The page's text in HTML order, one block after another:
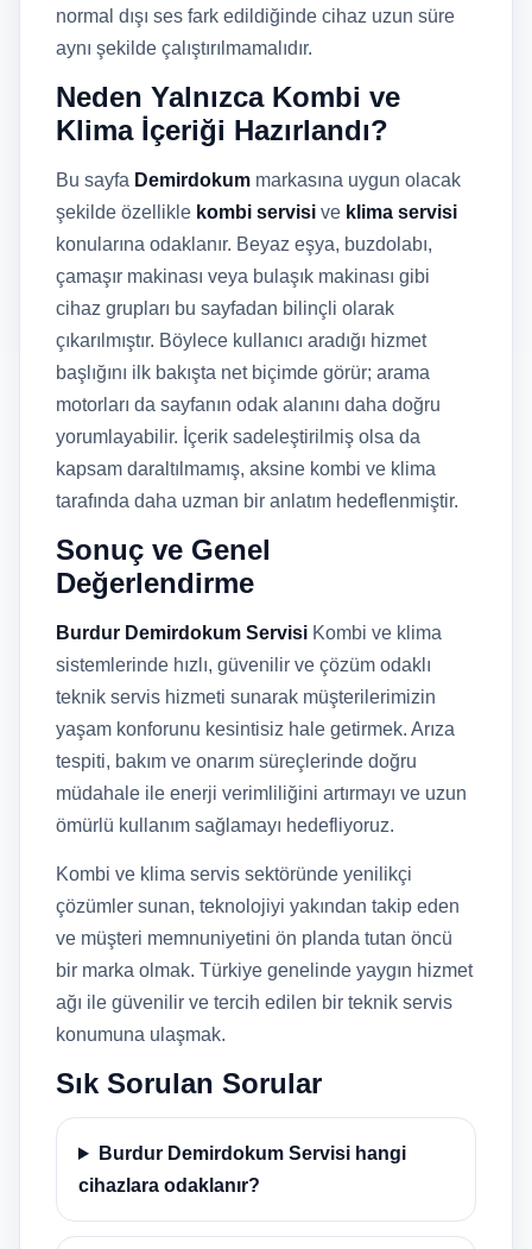
normal dışı ses fark edildiğinde cihaz uzun süre
aynı şekilde çalıştırılmamalıdır.
Neden Yalnızca Kombi ve
Klima İçeriği Hazırlandı?
Bu sayfa Demirdokum markasına uygun olacak
şekilde özellikle kombi servisi ve klima servisi
konularına odaklanır. Beyaz eşya, buzdolabı,
çamaşır makinası veya bulaşık makinası gibi
cihaz grupları bu sayfadan bilinçli olarak
çıkarılmıştır. Böylece kullanıcı aradığı hizmet
başlığını ilk bakışta net biçimde görür; arama
motorları da sayfanın odak alanını daha doğru
yorumlayabilir. İçerik sadeleştirilmiş olsa da
kapsam daraltılmamış, aksine kombi ve klima
tarafında daha uzman bir anlatım hedeflenmiştir.
Sonuç ve Genel
Değerlendirme
Burdur Demirdokum Servisi Kombi ve klima
sistemlerinde hızlı, güvenilir ve çözüm odaklı
teknik servis hizmeti sunarak müşterilerimizin
yaşam konforunu kesintisiz hale getirmek. Arıza
tespiti, bakım ve onarım süreçlerinde doğru
müdahale ile enerji verimliliğini artırmayı ve uzun
ömürlü kullanım sağlamayı hedefliyoruz.
Kombi ve klima servis sektöründe yenilikçi
çözümler sunan, teknolojiyi yakından takip eden
ve müşteri memnuniyetini ön planda tutan öncü
bir marka olmak. Türkiye genelinde yaygın hizmet
ağı ile güvenilir ve tercih edilen bir teknik servis
konumuna ulaşmak.
Sık Sorulan Sorular
Burdur Demirdokum Servisi hangi
cihazlara odaklanır?